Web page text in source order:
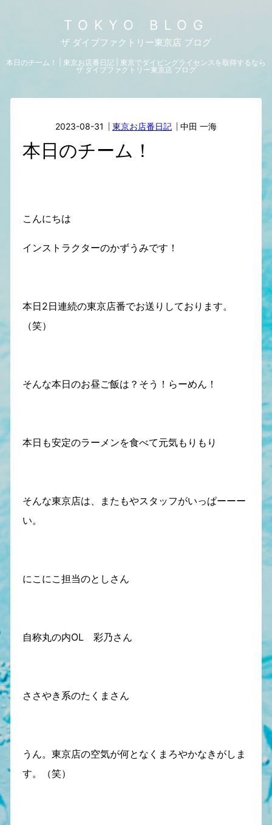
TOKYO BLOG
ザ ダイブファクトリー東京店 ブログ
本日のチーム！ | 東京お店番日記 | 東京でダイビングライセンスを取得するなら
ザ ダイブファクトリー東京店 ブログ
2023-08-31 東京お店番日記 中田 一海
本日のチーム！
こんにちは
インストラクターのかずうみです！
本日2日連続の東京店番でお送りしております。
（笑）
そんな本日のお昼ご飯は？そう！らーめん！
本日も安定のラーメンを食べて元気もりもり
そんな東京店は、またもやスタッフがいっぱーーー
い。
にこにこ担当のとしさん
自称丸の内OL 彩乃さん
ささやき系のたくまさん
うん。東京店の空気が何となくまろやかなきがしま
す。（笑）